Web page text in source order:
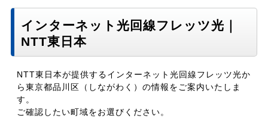
インターネット光回線フレッツ光｜
NTT東日本
NTT東日本が提供するインターネット光回線フレッツ光か
ら東京都品川区（しながわく）の情報をご案内いたしま
す。
ご確認したい町域をお選びください。